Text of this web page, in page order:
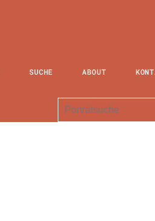
SUCHE ABOUT